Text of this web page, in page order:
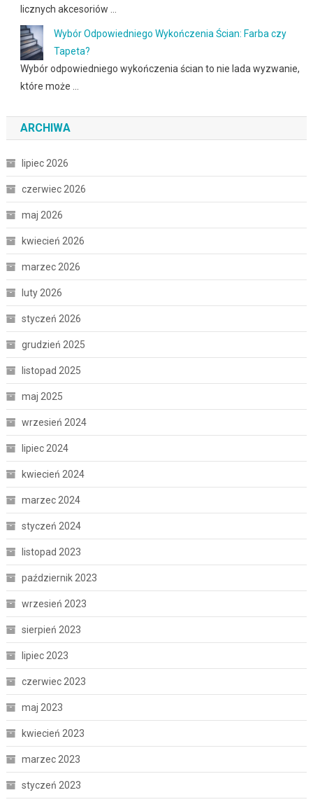
licznych akcesoriów …
Wybór Odpowiedniego Wykończenia Ścian: Farba czy
Tapeta?
Wybór odpowiedniego wykończenia ścian to nie lada wyzwanie,
które może …
ARCHIWA
lipiec 2026
czerwiec 2026
maj 2026
kwiecień 2026
marzec 2026
luty 2026
styczeń 2026
grudzień 2025
listopad 2025
maj 2025
wrzesień 2024
lipiec 2024
kwiecień 2024
marzec 2024
styczeń 2024
listopad 2023
październik 2023
wrzesień 2023
sierpień 2023
lipiec 2023
czerwiec 2023
maj 2023
kwiecień 2023
marzec 2023
styczeń 2023